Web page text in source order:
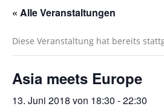
« Alle Veranstaltungen
Diese Veranstaltung hat bereits
Asia meets Europe
13. Juni 2018 von 18:30 -22:30